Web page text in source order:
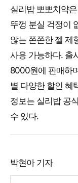
실리밥 뽀뽀치약
뚜껑 분실 걱정이
않는 쫀쫀한 젤 제
사용 가능하다. 출
8000원에 판매하
별 다양한 할인 혜
정보는 실리밥 공
수 있다.
박현아 기자